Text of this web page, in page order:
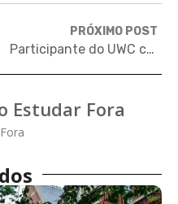
PRÓXIMO POST
Participante do UWC conta como é uma sala de aula na Cordilheira dos Himalaias
Estudar Fora